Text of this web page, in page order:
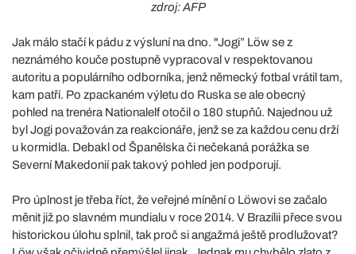
zdroj: AFP
Jak málo stačí k pádu z výsluní na dno. "Jogi” Löw se z
neznámého kouče postupně vypracoval v respektovanou
autoritu a populárního odborníka, jenž německý fotbal vrátil tam,
kam patří. Po zpackaném výletu do Ruska se ale obecný
pohled na trenéra Nationalelf otočil o 180 stupňů. Najednou už
byl Jogi považován za reakcionáře, jenž se za každou cenu drží
u kormidla. Debakl od Španělska či nečekaná porážka se
Severní Makedonií pak takový pohled jen podporují.
Pro úplnost je třeba říct, že veřejné mínění o Löwovi se začalo
měnit již po slavném mundialu v roce 2014. V Brazílii přece svou
historickou úlohu splnil, tak proč si angažmá ještě prodlužovat?